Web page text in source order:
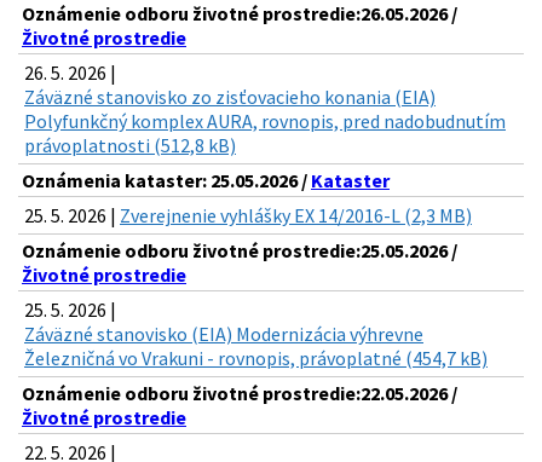
Oznámenie odboru životné prostredie:26.05.2026 /
Životné prostredie
26. 5. 2026 |
Záväzné stanovisko zo zisťovacieho konania (EIA)
Polyfunkčný komplex AURA, rovnopis, pred nadobudnutím
právoplatnosti (512,8 kB)
Oznámenia kataster: 25.05.2026 / Kataster
25. 5. 2026 | Zverejnenie vyhlášky EX 14/2016-L (2,3 MB)
Oznámenie odboru životné prostredie:25.05.2026 /
Životné prostredie
25. 5. 2026 |
Záväzné stanovisko (EIA) Modernizácia výhrevne
Železničná vo Vrakuni - rovnopis, právoplatné (454,7 kB)
Oznámenie odboru životné prostredie:22.05.2026 /
Životné prostredie
22. 5. 2026 |